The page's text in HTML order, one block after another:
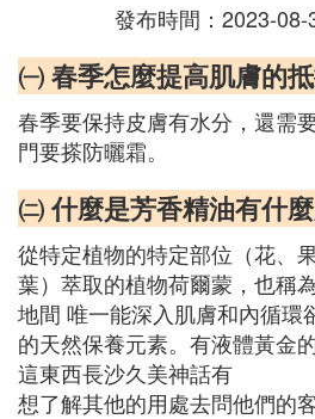
發布時間：2023-
㈠ 春季怎麼提高肌膚的
春季要保持皮膚有水分，還需
門要搽防曬霜。
㈡ 什麼是芳香精油有什
從特定植物的特定部位（花、
葉）萃取的植物荷爾蒙，也稱
地間 唯一能深入肌膚和內循環
的天然保養元素。有液體黃金的
這東西長沙久美神話有
想了解其他的用處去問他們的